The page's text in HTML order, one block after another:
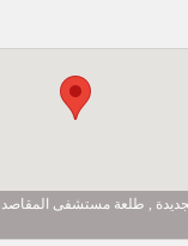
, طلعة مستشفى المقاصد